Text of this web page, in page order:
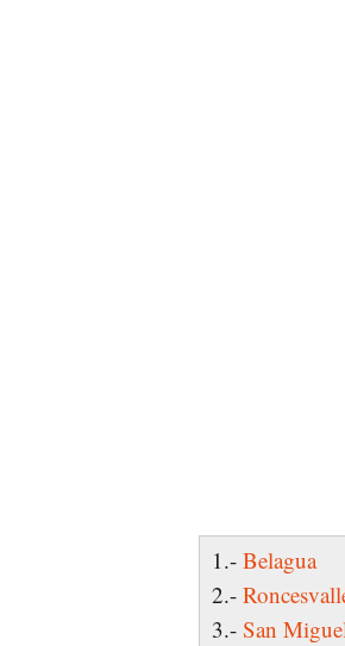
1.- Belagua
2.-
3.- San